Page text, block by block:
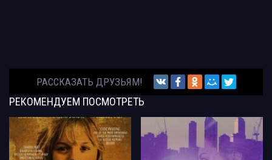
РАССКАЗАТЬ ДРУЗЬЯМ!
РЕКОМЕНДУЕМ ПОСМОТРЕТЬ